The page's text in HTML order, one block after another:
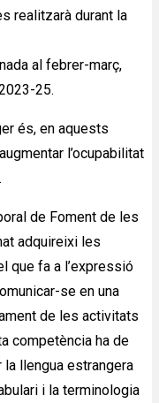
realitzarà durant la
al febrer-març,
25.
és, en aquests
l’ocupabilitat
de Foment de les
adquireixi les
que fa a l’expressió
se en una
de les activitats
competència ha de
la llengua estrangera
i la terminologia